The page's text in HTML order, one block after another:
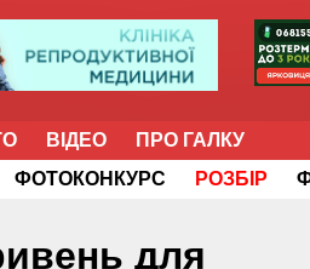
ВІДЕО
ПРО ГАЛКУ
ФОТОКОНКУРС РОЗБІР
для